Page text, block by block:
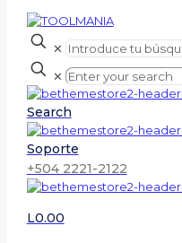
✕
✕
Search
Soporte
+504 2221-2122
L0.00